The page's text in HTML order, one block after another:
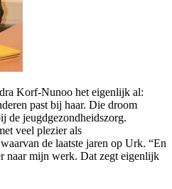
Korf-Nunoo het eigenlijk al:
past bij haar. Die droom
de jeugdgezondheidszorg.
veel plezier als
de laatste jaren op Urk. “En
naar mijn werk. Dat zegt eigenlijk